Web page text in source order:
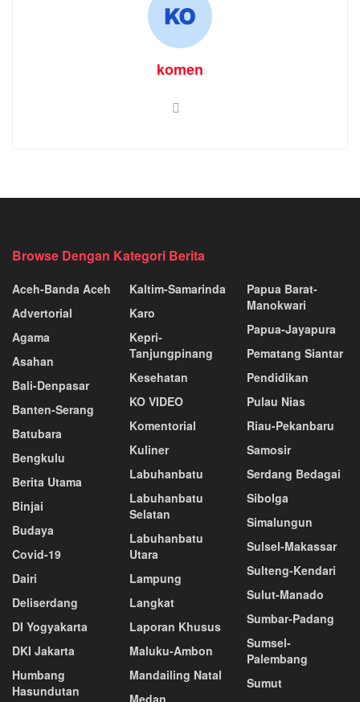
komen
Browse Dengan Kategori Berita
Aceh-Banda Aceh
Advertorial
Agama
Asahan
Bali-Denpasar
Banten-Serang
Batubara
Bengkulu
Berita Utama
Binjai
Budaya
Covid-19
Dairi
Deliserdang
DI Yogyakarta
DKI Jakarta
Humbang
Hasundutan
Kaltim-Samarinda
Karo
Kepri-
Tanjungpinang
Kesehatan
KO VIDEO
Komentorial
Kuliner
Labuhanbatu
Labuhanbatu
Selatan
Labuhanbatu
Utara
Lampung
Langkat
Laporan Khusus
Maluku-Ambon
Mandailing Natal
Papua Barat-
Manokwari
Papua-Jayapura
Pematang Siantar
Pendidikan
Pulau Nias
Riau-Pekanbaru
Samosir
Serdang Bedagai
Sibolga
Simalungun
Sulsel-Makassar
Sulteng-Kendari
Sulut-Manado
Sumbar-Padang
Sumsel-
Palembang
Sumut